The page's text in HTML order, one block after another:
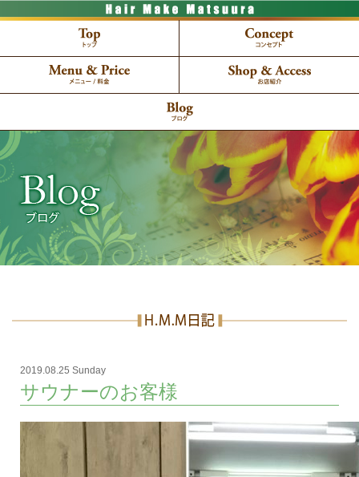
2019.08.25 Sunday
サウナーのお客様